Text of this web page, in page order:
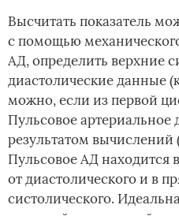
Высчитать показатель
с помощью
АД, определить верхние
диастолические данные
можно, если из первой
Пульсовое артериальное
результатом
Пульсовое АД находится
от диастолического и в
систолического.